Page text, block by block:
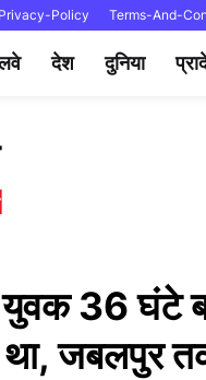
Privacy-Policy Terms-And-
देश दुनिया
युवक 36 घंटे
था, जबलपुर